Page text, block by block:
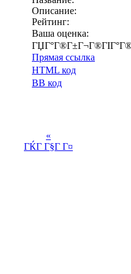
Описание:
Рейтинг:
Ваша оценка:
Прямая ссылка
HTML код
BB код
«
ГЌГ Г§Г Г¤